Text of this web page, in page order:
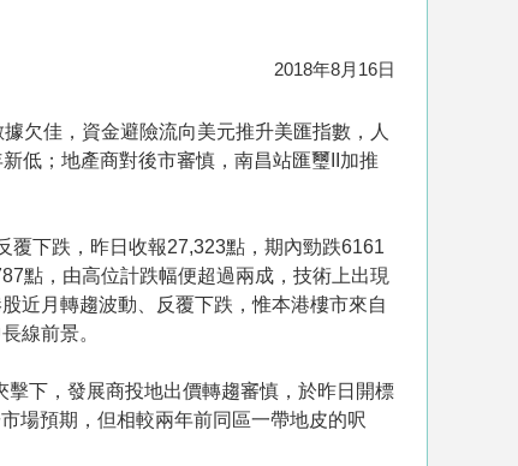
2018年8月16日
欠佳，資金避險流向美元推升美匯指數，人
低；地產商對後市審慎，南昌站匯璽II加推
覆下跌，昨日收報27,323點，期內勁跌6161
點，由高位計跌幅便超過兩成，技術上出現
近月轉趨波動、反覆下跌，惟本港樓市來自
線前景。
擊下，發展商投地出價轉趨審慎，於昨日開標
場預期，但相較兩年前同區一帶地皮的呎